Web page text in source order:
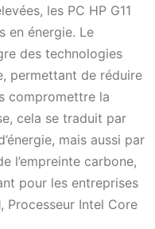
les PC HP G11
en énergie. Le
des technologies
permettant de réduire
compromettre la
cela se traduit par
mais aussi par
l’empreinte carbone,
pour les entreprises
Processeur Intel Core